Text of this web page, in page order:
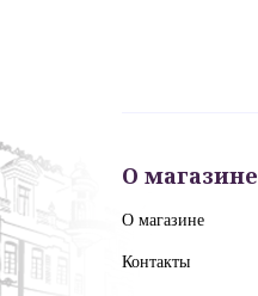
О магазине
О магазине
Контакты